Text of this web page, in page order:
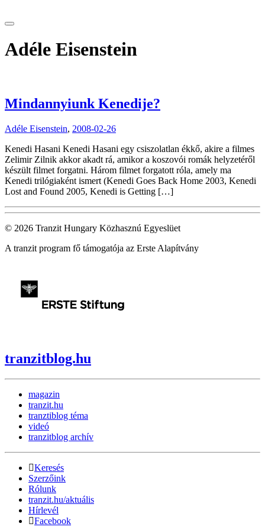
Adéle Eisenstein
Mindannyiunk Kenedije?
Adéle Eisenstein, 2008-02-26
Kenedi Hasani Kenedi Hasani egy csiszolatlan ékkő, akire a filmes
Zelimir Zilnik akkor akadt rá, amikor a koszovói romák helyzetéről
készült filmet forgatni. Három filmet forgatott róla, amely ma
Kenedi trilógiaként ismert (Kenedi Goes Back Home 2003, Kenedi
Lost and Found 2005, Kenedi is Getting […]
© 2026 Tranzit Hungary Közhasznú Egyeslüet
A tranzit program fő támogatója az Erste Alapítvány
tranzitblog.hu
magazin
tranzit.hu
tranztiblog téma
videó
tranzitblog archív
Keresés
Szerzőink
Rólunk
tranzit.hu/aktuális
Hírlevél
Facebook